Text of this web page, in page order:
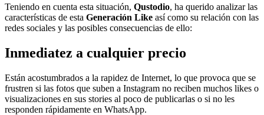
Teniendo en cuenta esta situación, Qustodio, ha querido analizar las
características de esta Generación Like así como su relación con las
redes sociales y las posibles consecuencias de ello:
Inmediatez a cualquier precio
Están acostumbrados a la rapidez de Internet, lo que provoca que se
frustren si las fotos que suben a Instagram no reciben muchos likes o
visualizaciones en sus stories al poco de publicarlas o si no les
responden rápidamente en WhatsApp.